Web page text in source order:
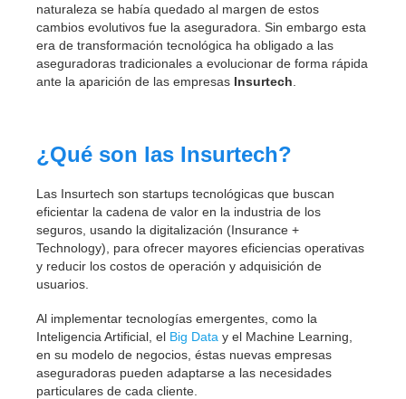
naturaleza se había quedado al margen de estos
cambios evolutivos fue la aseguradora. Sin embargo esta
era de transformación tecnológica ha obligado a las
aseguradoras tradicionales a evolucionar de forma rápida
ante la aparición de las empresas Insurtech
¿Qué son las Insurtech?
Las Insurtech son startups tecnológicas que buscan
eficientar la cadena de valor en la industria de los
seguros, usando la digitalización (Insurance +
Technology), para ofrecer mayores eficiencias operativas
y reducir los costos de operación y adquisición de
usuarios.
Al implementar tecnologías emergentes, como la
Inteligencia Artificial, el Big Data y el Machine Learning,
en su modelo de negocios, éstas nuevas empresas
aseguradoras pueden adaptarse a las necesidades
particulares de cada cliente.